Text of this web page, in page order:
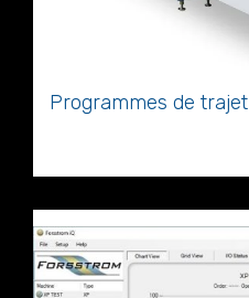
Programmes de trajet